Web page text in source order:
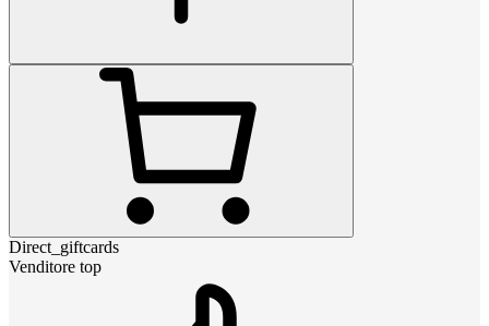
Direct_giftcards
Venditore top